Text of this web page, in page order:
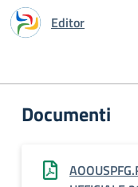
Editor
Documenti